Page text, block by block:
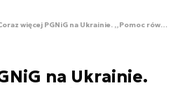
Coraz więcej PGNiG na Ukrainie. „Pomoc równie ważna jak dostawy broni”[KOMENTARZ]
na Ukrainie.